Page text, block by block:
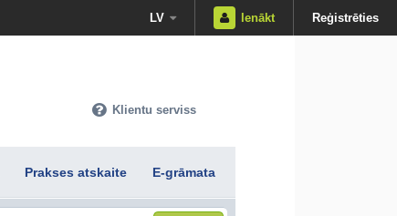
LV Ienākt Reģistrēties
Klientu serviss
Prakses atskaite E-grāmata